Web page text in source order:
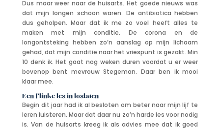
Dus maar weer naar de huisarts. Het goede nieuws was
dat mijn longen schoon waren. De antibiotica hebben
dus geholpen. Maar dat ik me zo voel heeft alles te
maken met mijn conditie. De corona en de
longontsteking hebben zo’n aanslag op mijn lichaam
gehad, dat mijn conditie naar het vriespunt is gezakt. Min
10 denk ik. Het gaat nog weken duren voordat u er weer
bovenop bent mevrouw Stegeman. Daar ben ik mooi
klaar mee.
Een flinke les in loslaten
Begin dit jaar had ik al besloten om beter naar mijn lijf te
leren luisteren. Maar dat daar nu zo’n harde les voor nodig
is. Van de huisarts kreeg ik als advies mee dat ik goed